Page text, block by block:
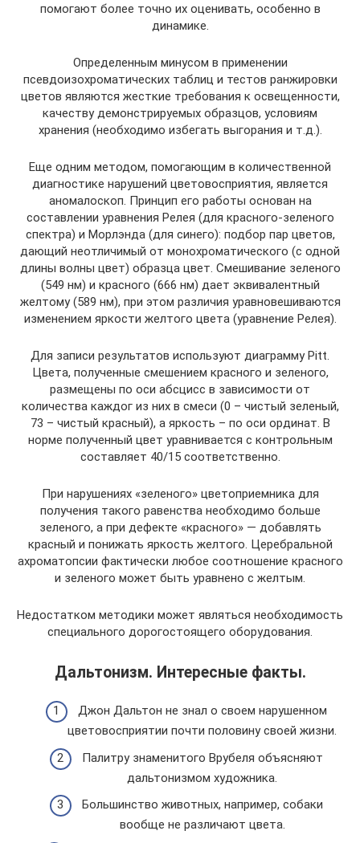
помогают более точно их оценивать, особенно в
динамике.
Определенным минусом в применении
псевдоизохроматических таблиц и тестов ранжировки
цветов являются жесткие требования к освещенности,
качеству демонстрируемых образцов, условиям
хранения (необходимо избегать выгорания и т.д.).
Еще одним методом, помогающим в количественной
диагностике нарушений цветовосприятия, является
аномалоскоп. Принцип его работы основан на
составлении уравнения Релея (для красного-зеленого
спектра) и Морлэнда (для синего): подбор пар цветов,
дающий неотличимый от монохроматического (с одной
длины волны цвет) образца цвет. Смешивание зеленого
(549 нм) и красного (666 нм) дает эквивалентный
желтому (589 нм), при этом различия уравновешиваются
изменением яркости желтого цвета (уравнение Релея).
Для записи результатов используют диаграмму Pitt.
Цвета, полученные смешением красного и зеленого,
размещены по оси абсцисс в зависимости от
количества каждог из них в смеси (0 – чистый зеленый,
73 – чистый красный), а яркость – по оси ординат. В
норме полученный цвет уравнивается с контрольным
составляет 40/15 соответственно.
При нарушениях «зеленого» цветоприемника для
получения такого равенства необходимо больше
зеленого, а при дефекте «красного» — добавлять
красный и понижать яркость желтого. Церебральной
ахроматопсии фактически любое соотношение красного
и зеленого может быть уравнено с желтым.
Недостатком методики может являться необходимость
специального дорогостоящего оборудования.
Дальтонизм. Интересные факты.
Джон Дальтон не знал о своем нарушенном
цветовосприятии почти половину своей жизни.
Палитру знаменитого Врубеля объясняют
дальтонизмом художника.
Большинство животных, например, собаки
вообще не различают цвета.